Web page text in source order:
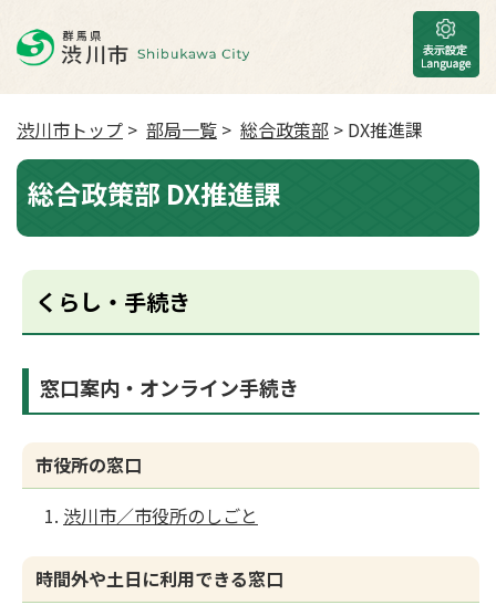
渋川市トップ > 部局一覧 > 総合政策部 > DX推進課
総合政策部 DX推進課
くらし・手続き
窓口案内・オンライン手続き
市役所の窓口
渋川市／市役所のしごと
時間外や土日に利用できる窓口